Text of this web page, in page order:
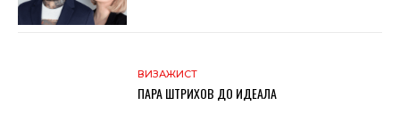
ВИЗАЖИСТ
ПАРА ШТРИХОВ ДО ИДЕАЛА